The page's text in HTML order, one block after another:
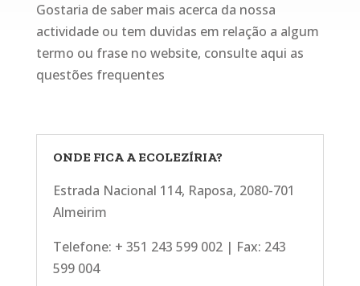
Gostaria de saber mais acerca da nossa
actividade ou tem duvidas em relação a algum
termo ou frase no website, consulte aqui as
questões frequentes
ONDE FICA A ECOLEZÍRIA?
Estrada Nacional 114, Raposa, 2080-701
Almeirim
Telefone: + 351 243 599 002 | Fax: 243
599 004